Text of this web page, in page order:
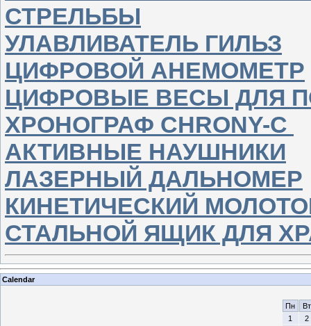
СТРЕЛЬБЫ
УЛАВЛИВАТЕЛЬ ГИЛЬЗ
ЦИФРОВОЙ АНЕМОМЕТР
ЦИФРОВЫЕ ВЕСЫ ДЛЯ
ХРОНОГРАФ CHRONY-C
АКТИВНЫЕ НАУШНИКИ
ЛАЗЕРНЫЙ ДАЛЬНОМЕР
КИНЕТИЧЕСКИЙ
СТАЛЬНОЙ ЯЩИК ДЛЯ
Calendar
Пн
Вт
1
2